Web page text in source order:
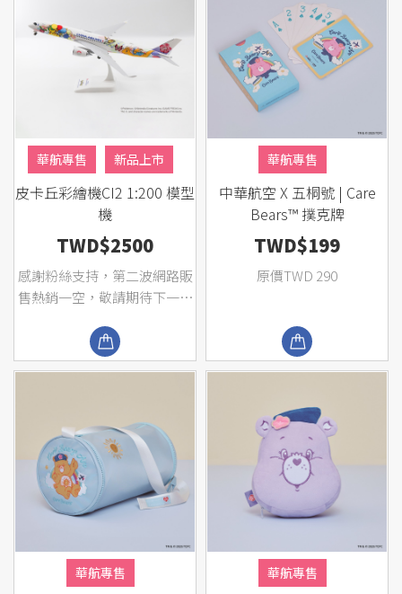
華航專售
新品上市
主題專區
熱銷商品
皮卡丘彩繪機CI2 1:200 模型
機
TWD$2500
感謝粉絲支持，第二波網路販
售熱銷一空，敬請期待下一波
華航專售
中華航空 X 五桐號 | Care
Bears™ 撲克牌
TWD$199
原價TWD 290
華航專售 華航專售